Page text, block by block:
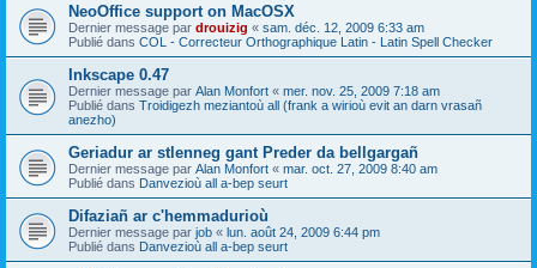
NeoOffice support on MacOSX
Dernier message par drouizig « sam. déc. 12, 2009 6:33 am
Publié dans COL - Correcteur Orthographique Latin - Latin Spell Checker
Inkscape 0.47
Dernier message par Alan Monfort « mer. nov. 25, 2009 7:18 am
Publié dans Troidigezh meziantoù all (frank a wirioù evit an darn vrasañ
anezho)
Geriadur ar stlenneg gant Preder da bellgargañ
Dernier message par Alan Monfort « mar. oct. 27, 2009 8:40 am
Publié dans Danvezioù all a-bep seurt
Difaziañ ar c'hemmadurioù
Dernier message par job « lun. août 24, 2009 6:44 pm
Publié dans Danvezioù all a-bep seurt